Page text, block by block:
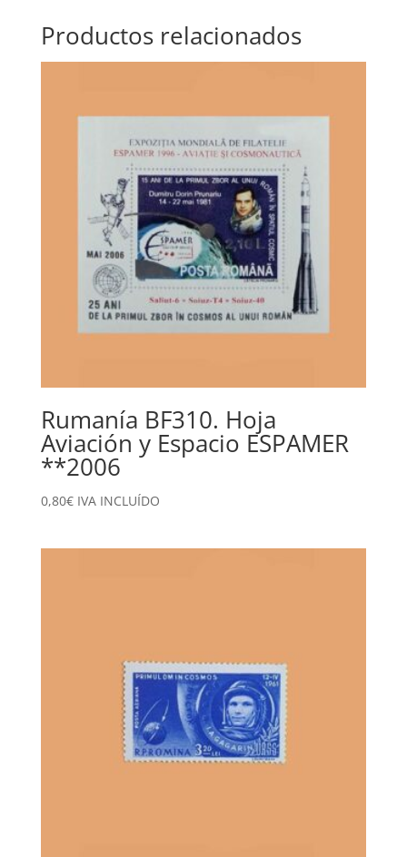
Productos relacionados
Rumanía BF310. Hoja
Aviación y Espacio ESPAMER
**2006
0,80€ IVA INCLUÍDO